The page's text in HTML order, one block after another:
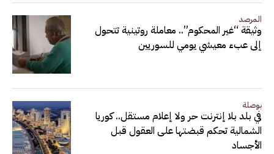
المرصد
وثيقة “غير المحكوم”.. معاملة روتينية تتحول
إلى عبء معيشي يومي للسوريين
بوصلة
في بلد بلا إنترنت حر ولا إعلام مستقل.. كوريا
الشمالية تحكم قبضتها على العقول قبل
الأجساد